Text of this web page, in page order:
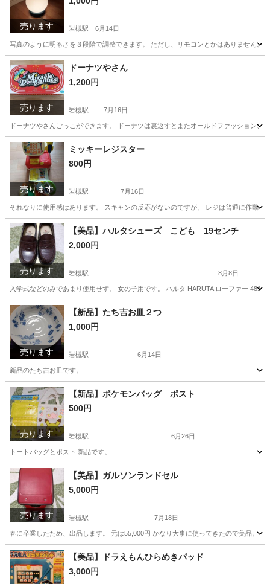
売ります 岩槻駅 6月14日
写真のように明るさを３段階で調整できます。 ただし、リモコンとかはありません
埼玉 さいたま市 岩槻駅
売ります
ドーナツやさん
1,200円
岩槻駅 7月16日
ドーナツやさんごっこができます。 ドーナツは裏返すとまたオールドファッション
埼玉 さいたま市 おもちゃ
売ります
ミッキーレジスター
800円
岩槻駅 7月16日
それなりに使用感はあります。 スキャンの反応がないのですが、 レジは普通に作動し
埼玉 さいたま市 岩槻駅 レジスター
売ります
【美品】ハルタシューズ こども 19センチ
2,000円
岩槻駅 8月8日
入学式などのみであまり使用せず。 女の子用です。 ハルタ HARUTA ローファー 4814
埼玉 さいたま市 岩槻駅 靴 ハルタ
売ります
【新品】たち吉お皿２つ
1,000円
岩槻駅 6月14日
新品のたち吉お皿です。
埼玉 さいたま市 岩槻駅 たち吉
売ります
【新品】ポケモンバッグ ポスト
500円
岩槻駅 6月26日
トートバッグとポスト 新品です。
埼玉 さいたま市 岩槻駅 バッグ ポスト
売ります
【美品】ガルソンランドセル
5,000円
岩槻駅 7月18日
春に卒業したため、出品します。 元は55,000円 かなり大事に使ってきたので美品。
埼玉 さいたま市 岩槻駅 キッズ用品
【美品】ドラえもんひらめきパッド
3,000円